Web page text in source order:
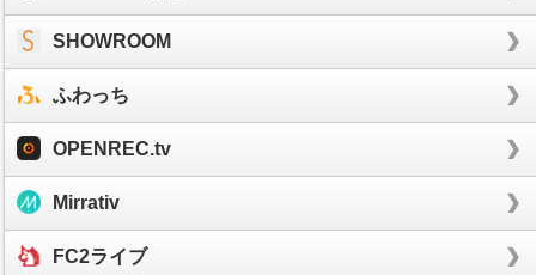
SHOWROOM
ふわっち
OPENREC.tv
Mirrativ
FC2ライブ